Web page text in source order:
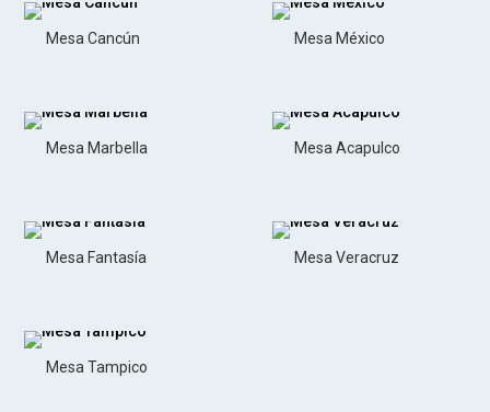
Mesa Cancún Mesa México
Mesa Marbella Mesa Acapulco
Mesa Fantasía Mesa Veracruz
Mesa Tampico